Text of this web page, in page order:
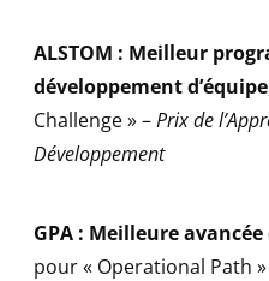
ALSTOM : Meilleur
développement d’équipe
Challenge » –Prix de
Développement
GPA : Meilleure
pour « Operational Path »